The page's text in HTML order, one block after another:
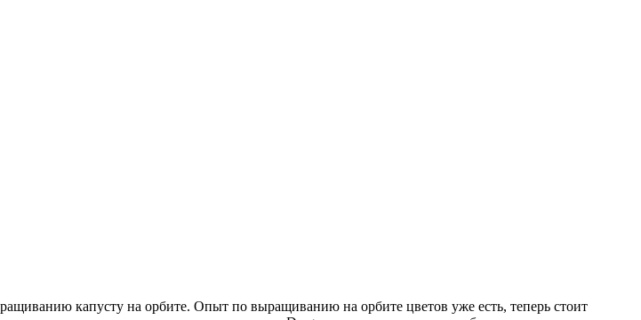
капусту на орбите. Опыт по выращиванию на орбите цветов уже есть, теперь стоит